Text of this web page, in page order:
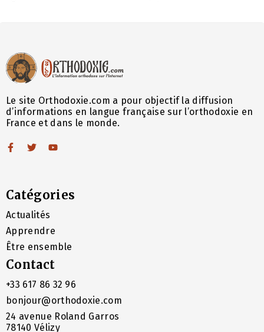
Le site Orthodoxie.com a pour objectif la diffusion
d’informations en langue française sur l’orthodoxie en
France et dans le monde.
Catégories
Actualités
Apprendre
Être ensemble
Contact
+33 617 86 32 96
bonjour@orthodoxie.com
24 avenue Roland Garros
78140 Vélizy